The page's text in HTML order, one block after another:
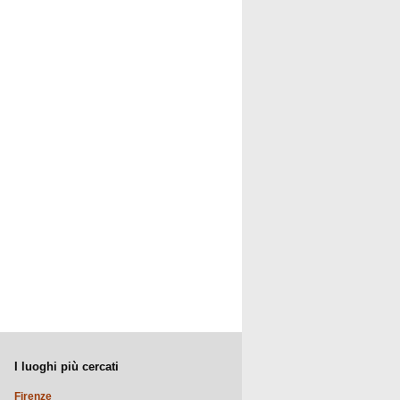
I luoghi più cercati
Firenze